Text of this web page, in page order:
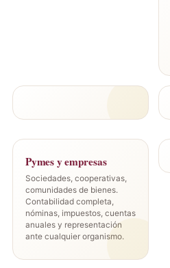
Pymes y empresas
Sociedades, cooperativas,
comunidades de bienes.
Contabilidad completa,
nóminas, impuestos, cuentas
anuales y representación
ante cualquier organismo.